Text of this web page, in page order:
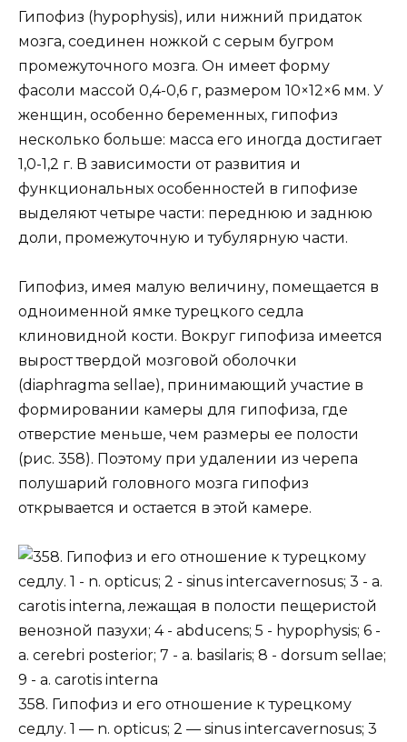
Гипофиз (hypophysis), или нижний придаток
мозга, соединен ножкой с серым бугром
промежуточного мозга. Он имеет форму
фасоли массой 0,4-0,6 г, размером 10×12×6 мм. У
женщин, особенно беременных, гипофиз
несколько больше: масса его иногда достигает
1,0-1,2 г. В зависимости от развития и
функциональных особенностей в гипофизе
выделяют четыре части: переднюю и заднюю
доли, промежуточную и тубулярную части.
Гипофиз, имея малую величину, помещается в
одноименной ямке турецкого седла
клиновидной кости. Вокруг гипофиза имеется
вырост твердой мозговой оболочки
(diaphragma sellae), принимающий участие в
формировании камеры для гипофиза, где
отверстие меньше, чем размеры ее полости
(рис. 358). Поэтому при удалении из черепа
полушарий головного мозга гипофиз
открывается и остается в этой камере.
358. Гипофиз и его отношение к турецкому
седлу. 1 — n. opticus; 2 — sinus intercavernosus; 3